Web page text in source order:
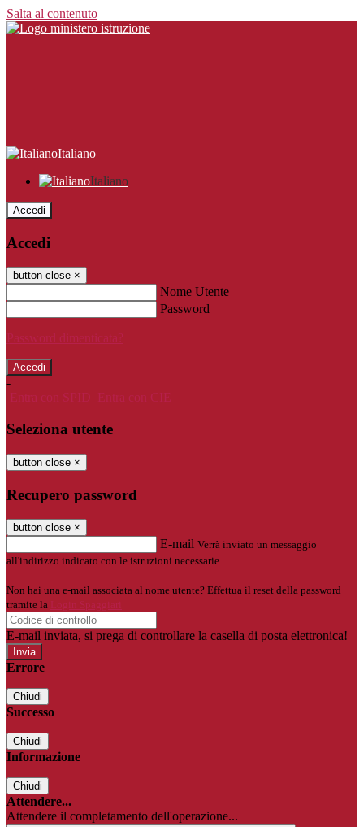
Salta al contenuto
Italiano
Italiano
Accedi
Accedi
button close ×
Nome Utente
Password
Password dimenticata?
-
Entra con SPID
Entra con CIE
Seleziona utente
button close ×
Recupero password
button close ×
E-mail Verrà inviato un messaggio
all'indirizzo indicato con le istruzioni necessarie.
Non hai una e-mail associata al nome utente? Effettua il reset della password
tramite la
Login Spaggiari
E-mail inviata, si prega di controllare la casella di posta elettronica!
Errore
Chiudi
Successo
Chiudi
Informazione
Chiudi
Attendere...
Attendere il completamento dell'operazione...